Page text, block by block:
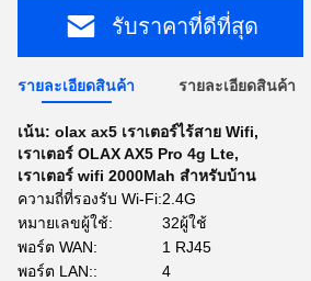
รับราคาที่ดีที่สุด
รายละเอียดสินค้า รายละเอียดสินค้า
เน้น: olax ax5 เราเตอร์ไร้สาย Wifi,
เราเตอร์ OLAX AX5 Pro 4g Lte,
เราเตอร์ wifi 2000Mah สำหรับบ้าน
ความถี่ที่รองรับ Wi-Fi:2.4G
หมายเลขผู้ใช้:
32ผู้ใช้
พอร์ต WAN:
1 RJ45
พอร์ต LAN::
4